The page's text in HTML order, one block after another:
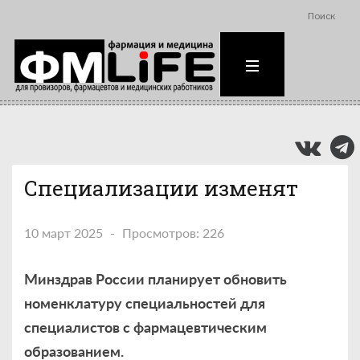
Поиск
Специализации изменят
10 март 2025 Просмотров: 226
Минздрав России планирует обновить
номенклатуру специальностей для
специалистов с фармацевтическим
образованием.